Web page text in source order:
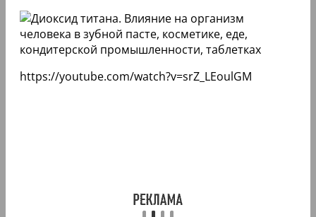
https://youtube.com/watch?v=srZ_LEoulGM